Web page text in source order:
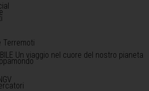
Terremoti
Un viaggio nel cuore del nostro pianeta